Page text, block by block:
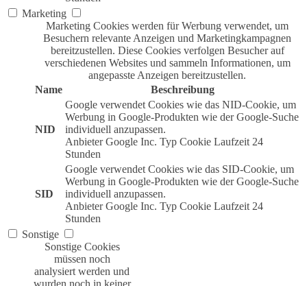
Marketing
Marketing Cookies werden für Werbung verwendet, um
Besuchern relevante Anzeigen und Marketingkampagnen
bereitzustellen. Diese Cookies verfolgen Besucher auf
verschiedenen Websites und sammeln Informationen, um
angepasste Anzeigen bereitzustellen.
Name
Beschreibung
NID
Google verwendet Cookies wie das NID-Cookie, um
Werbung in Google-Produkten wie der Google-Suche
individuell anzupassen.
Anbieter Google Inc. Typ Cookie Laufzeit 24
Stunden
SID
Google verwendet Cookies wie das SID-Cookie, um
Werbung in Google-Produkten wie der Google-Suche
individuell anzupassen.
Anbieter Google Inc. Typ Cookie Laufzeit 24
Stunden
Sonstige
Sonstige Cookies
müssen noch
analysiert werden und
wurden noch in keiner